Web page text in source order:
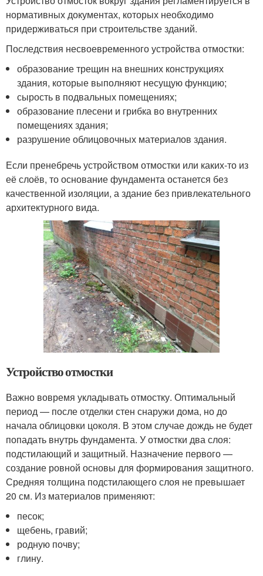
нормативных документах, которых необходимо
придерживаться при строительстве зданий.
Последствия несвоевременного устройства отмостки:
образование трещин на внешних конструкциях
здания, которые выполняют несущую функцию;
сырость в подвальных помещениях;
образование плесени и грибка во внутренних
помещениях здания;
разрушение облицовочных материалов здания.
Если пренебречь устройством отмостки или каких-то из
её слоёв, то основание фундамента останется без
качественной изоляции, а здание без привлекательного
архитектурного вида.
Устройство отмостки
Важно вовремя укладывать отмостку. Оптимальный
период — после отделки стен снаружи дома, но до
начала облицовки цоколя. В этом случае дождь не будет
попадать внутрь фундамента. У отмостки два слоя:
подстилающий и защитный. Назначение первого —
создание ровной основы для формирования защитного.
Средняя толщина подстилающего слоя не превышает
20 см. Из материалов применяют:
песок;
щебень, гравий;
родную почву;
глину.